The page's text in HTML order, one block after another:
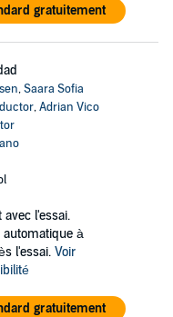
gratuitement
,Saara Sofia
,Adrian Vico
avec l'essai.
automatique à
l'essai. Voir
gratuitement